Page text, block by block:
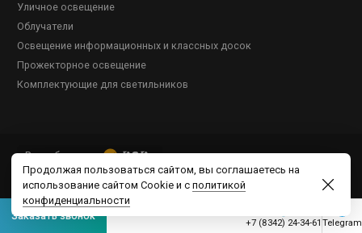
Уличное освещение
Облучатели
Освещение информационных и классных досок
Прожекторное освещение
Комплектующие для светильников
Разработано в
ИНН 1309084872
/ Сайт не является публичной офертой. 2026г.
Политика
конфиденциальности
/ Соглашение
Продолжая пользоваться сайтом, вы соглашаетесь на
использование сайтом Cookie и с политикой
конфиденциальности
Заказать звонок
+7 (8342) 24-34-61 Telegram